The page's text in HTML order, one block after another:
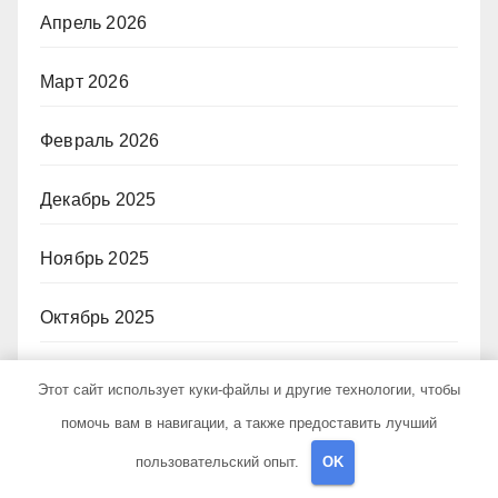
Апрель 2026
Март 2026
Февраль 2026
Декабрь 2025
Ноябрь 2025
Октябрь 2025
Этот сайт использует куки-файлы и другие технологии, чтобы
помочь вам в навигации, а также предоставить лучший
пользовательский опыт. OK